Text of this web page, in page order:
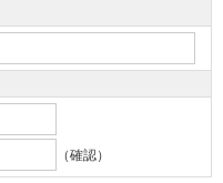
（確認）